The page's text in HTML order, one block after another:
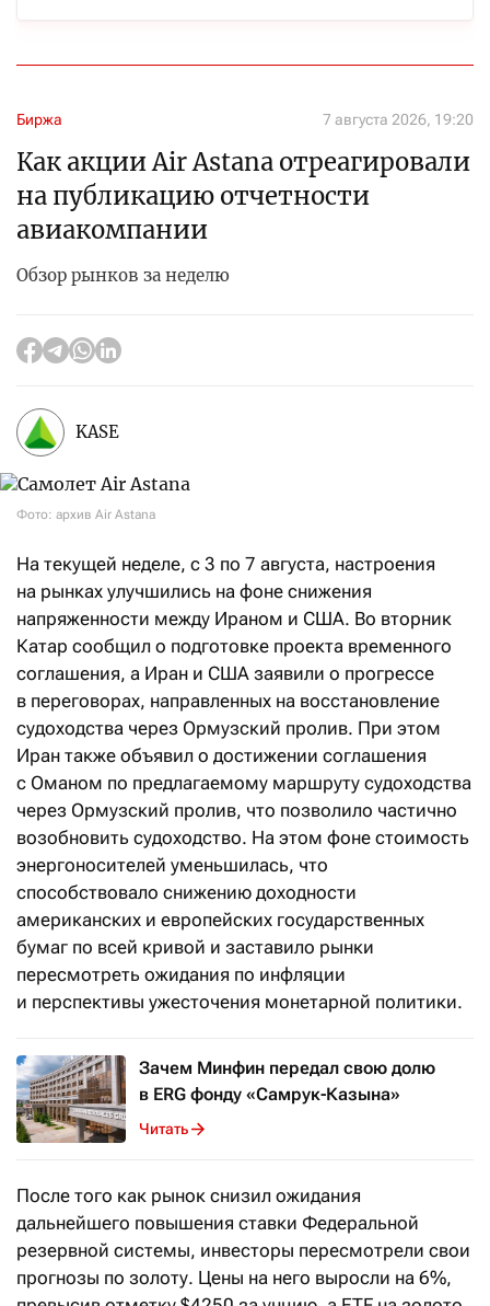
Биржа 7 августа 2026, 19:20
Как акции Air Astana отреагировали
на публикацию отчетности
авиакомпании
Обзор рынков за неделю
KASE
Фото: архив Air Astana
На текущей неделе, с 3 по 7 августа, настроения
на рынках улучшились на фоне снижения
напряженности между Ираном и США. Во вторник
Катар сообщил о подготовке проекта временного
соглашения, а Иран и США заявили о прогрессе
в переговорах, направленных на восстановление
судоходства через Ормузский пролив. При этом
Иран также объявил о достижении соглашения
с Оманом по предлагаемому маршруту судоходства
через Ормузский пролив, что позволило частично
возобновить судоходство. На этом фоне стоимость
энергоносителей уменьшилась, что
способствовало снижению доходности
американских и европейских государственных
бумаг по всей кривой и заставило рынки
пересмотреть ожидания по инфляции
и перспективы ужесточения монетарной политики.
Зачем Минфин передал свою долю
в ERG фонду «Самрук-Казына»
Читать
После того как рынок снизил ожидания
дальнейшего повышения ставки Федеральной
резервной системы, инвесторы пересмотрели свои
прогнозы по золоту. Цены на него выросли на 6%,